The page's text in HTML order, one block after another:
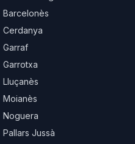
Barcelonès
Cerdanya
Garraf
Garrotxa
Lluçanès
Moianès
Noguera
Pallars Jussà